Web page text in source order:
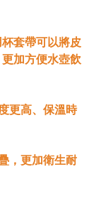
套帶可以將皮
加方便水壺飲
更高、保溫時
，更加衛生耐